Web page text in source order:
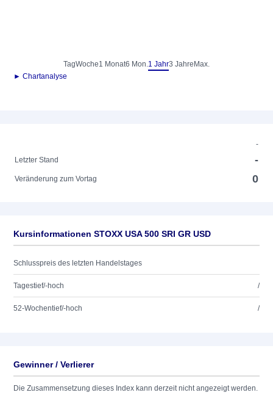
TagWoche1 Monat6 Mon.1 Jahr3 Jahre Max.
► Chartanalyse
-
Letzter Stand
-
Veränderung zum Vortag 0
Kursinformationen STOXX USA 500 SRI GR USD
Schlusspreis des letzten Handelstages
Tagestief/-hoch /
52-Wochentief/-hoch /
Gewinner / Verlierer
Die Zusammensetzung dieses Index kann derzeit nicht angezeigt werden.